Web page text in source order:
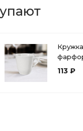
Кружка
мл
113 ₽